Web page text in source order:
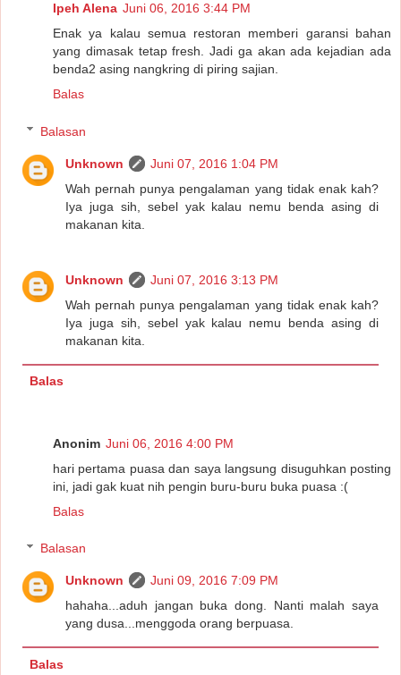
Ipeh Alena Juni 06, 2016 3:44 PM
Enak ya kalau semua restoran memberi garansi bahan
yang dimasak tetap fresh. Jadi ga akan ada kejadian ada
benda2 asing nangkring di piring sajian.
Balas
Balasan
Unknown
Juni 07, 2016 1:04 PM
Wah pernah punya pengalaman yang tidak enak kah?
Iya juga sih, sebel yak kalau nemu benda asing di
makanan kita.
Unknown
Juni 07, 2016 3:13 PM
Wah pernah punya pengalaman yang tidak enak kah?
Iya juga sih, sebel yak kalau nemu benda asing di
makanan kita.
Balas
Anonim Juni 06, 2016 4:00 PM
hari pertama puasa dan saya langsung disuguhkan posting
ini, jadi gak kuat nih pengin buru-buru buka puasa :(
Balas
Balasan
Unknown
Juni 09, 2016 7:09 PM
hahaha...aduh jangan buka dong. Nanti malah saya
yang dusa...menggoda orang berpuasa.
Balas